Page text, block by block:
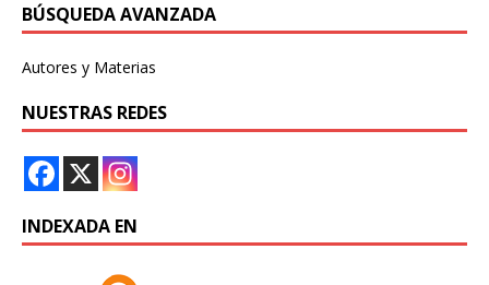
BÚSQUEDA AVANZADA
Autores y Materias
NUESTRAS REDES
INDEXADA EN